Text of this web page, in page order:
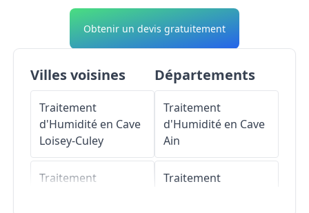
Obtenir un devis gratuitement
Villes voisines
Traitement
d'Humidité en Cave
Loisey-Culey
Traitement
Départements
Traitement
d'Humidité en Cave
Ain
Traitement